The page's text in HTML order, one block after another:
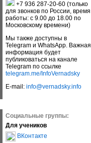
+7 936 287-20-60 (только
для звонков по России, время
работы: с 9.00 до 18.00 по
Московскому времени)
Мы также доступны в
Telegram и WhatsApp. Важная
информация будет
публиковаться на канале
Telegram по ссылке
telegram.me/InfoVernadsky
E-mail: info@vernadsky.info
Социальные группы:
Для учеников
ВКонтакте